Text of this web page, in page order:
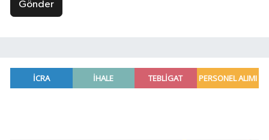
Gönder